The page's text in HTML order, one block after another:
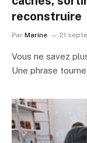
reconstruire
Par Marine 21
Vous ne savez
Une phrase